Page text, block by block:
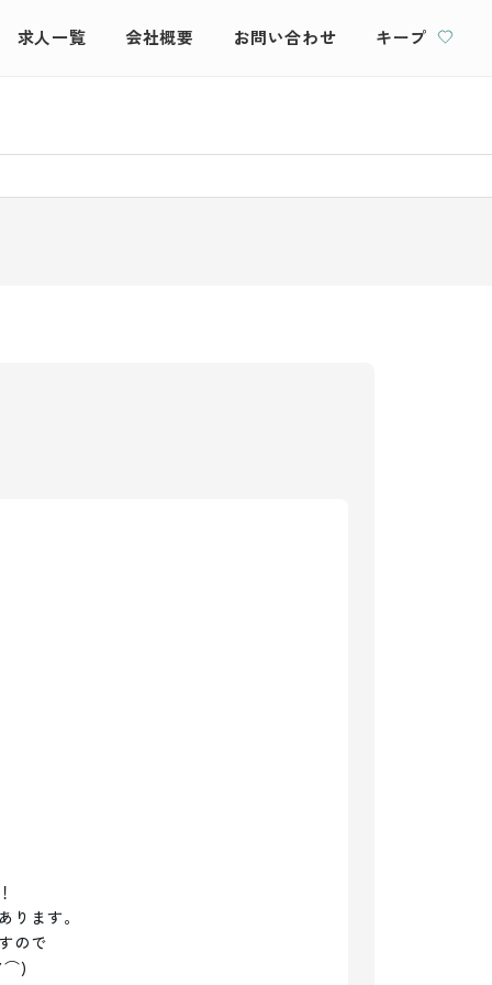
求人一覧 会社概要 お問い合わせ キープ
ます。
ので